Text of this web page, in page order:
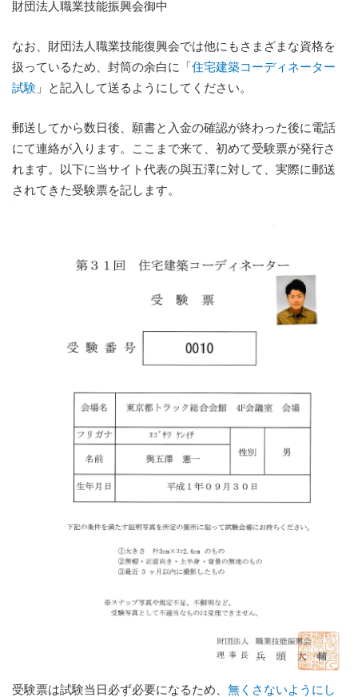
財団法人職業技能振興会御中
なお、財団法人職業技能復興会では他にもさまざまな資格を
扱っているため、封筒の余白に「 住宅建築コーディネーター
試験 」と記入して送るようにしてください。
郵送してから数日後、願書と入金の確認が終わった後に電話
にて連絡が入ります。ここまで来て、初めて受験票が発行さ
れます。以下に当サイト代表の與五澤に対して、実際に郵送
されてきた受験票を記します。
受験票は試験当日必ず必要になるため、 無くさないようにし